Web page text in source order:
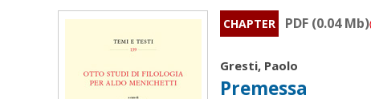
CHAPTER PDF (0.04 Mb)
Gresti, Paolo
Premessa